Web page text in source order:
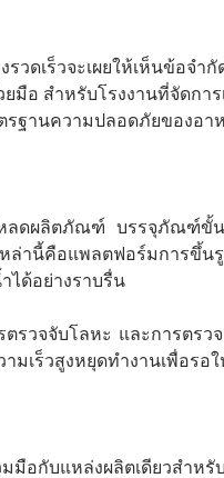
ดเร็วจะเผยให้เห็นข้อจำ
อ สำหรับโรงงานที่จัดกา
ฐานความปลอดภัยของอา
หลดผลิตภัณฑ์ บรรจุภัณฑ์
านี้คือแพลตฟอร์มการขึ้น
ได้อย่างราบรื่น
รวจจับโลหะ และการตร
เร็วสูงหยุดทำงานเพื่อรอ
อกับแหล่งผลิตเดียวสำหรั